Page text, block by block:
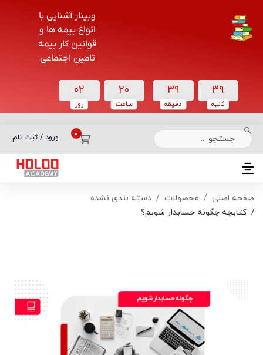
وبینار آشنایی با
انواع بیمه ها و
قوانین کار بیمه
تامین اجتماعی
02
روز
20
ساعت‌
39
دقیقه
39
ثانیه
ورود / ثبت نام
دسته بندی دوره‌ها
صفحه اصلی محصولات
دسته بندی نشده
کتابچه چگونه حسابدار شویم؟